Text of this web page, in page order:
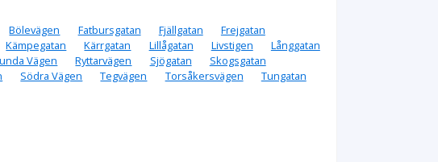
Bölevägen Fatbursgatan Fjällgatan
Frejgatan
Kämpegatan Kärrgatan Lillågatan Livstigen
Långgatan
Vägen Ryttarvägen Sjögatan
Skogsgatan
Södra Vägen Tegvägen Torsåkersvägen
Tungatan